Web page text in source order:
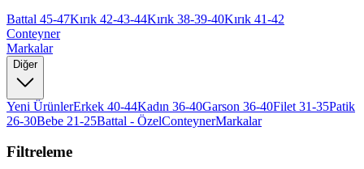
Battal 45-47Kırık 42-43-44Kırık 38-39-40Kırık 41-42
Conteyner
Markalar
Diğer
Yeni ÜrünlerErkek 40-44Kadın 36-40Garson 36-40Filet 31-35Patik
26-30Bebe 21-25Battal - ÖzelConteynerMarkalar
Filtreleme